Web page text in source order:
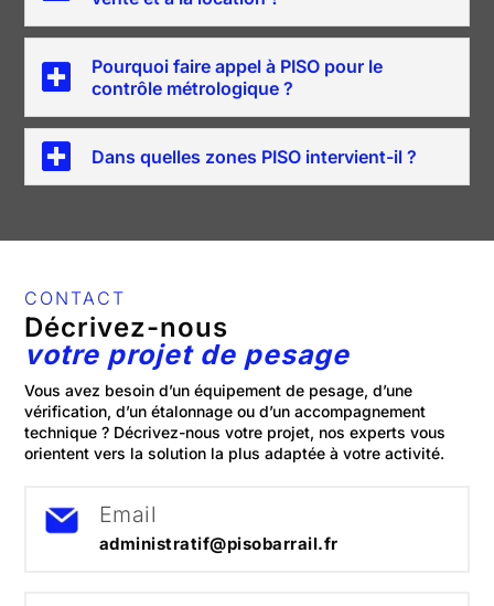
Pourquoi faire appel à PISO pour le
contrôle métrologique ?
Dans quelles zones PISO intervient-il ?
CONTACT
Décrivez-nous
votre projet de pesage
Vous avez besoin d’un équipement de pesage, d’une
vérification, d’un étalonnage ou d’un accompagnement
technique ? Décrivez-nous votre projet, nos experts vous
orientent vers la solution la plus adaptée à votre activité.
Email
administratif@pisobarrail.fr